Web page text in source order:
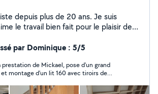
depuis plus de 20 ans. Je suis
le travail bien fait pour le plaisir de
par Dominique : 5/5
de Mickael, pose d'un grand
montage d'un lit 160 avec tiroirs de
Je recommande à 200%. Encore merci